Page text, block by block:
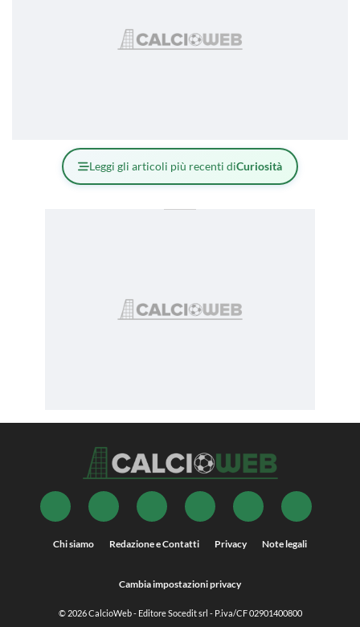
Leggi gli articoli più recenti diCuriosità
Chi siamo Redazione e Contatti Privacy Note legali
Cambia impostazioni privacy
© 2026CalcioWeb- Editore Socedit srl - P.iva/CF 02901400800